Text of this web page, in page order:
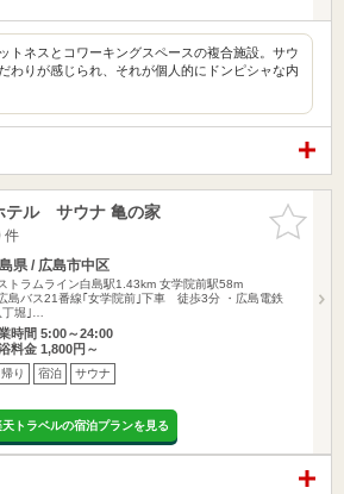
トネスとコワーキングスペースの複合施設。サウ
わりが感じられ、それが個人的にドンピシャな内
お気に入
りに追加
テル サウナ 亀の家
件
県 / 広島市中区
トラムライン白島駅1.43km 女学院前駅58m
島バス21番線｢女学院前｣下車 徒歩3分 ・広島電鉄
丁堀｣…
時間 5:00～24:00
料金 1,800円～
り 宿泊 サウナ
天トラベルの宿泊プランを見る